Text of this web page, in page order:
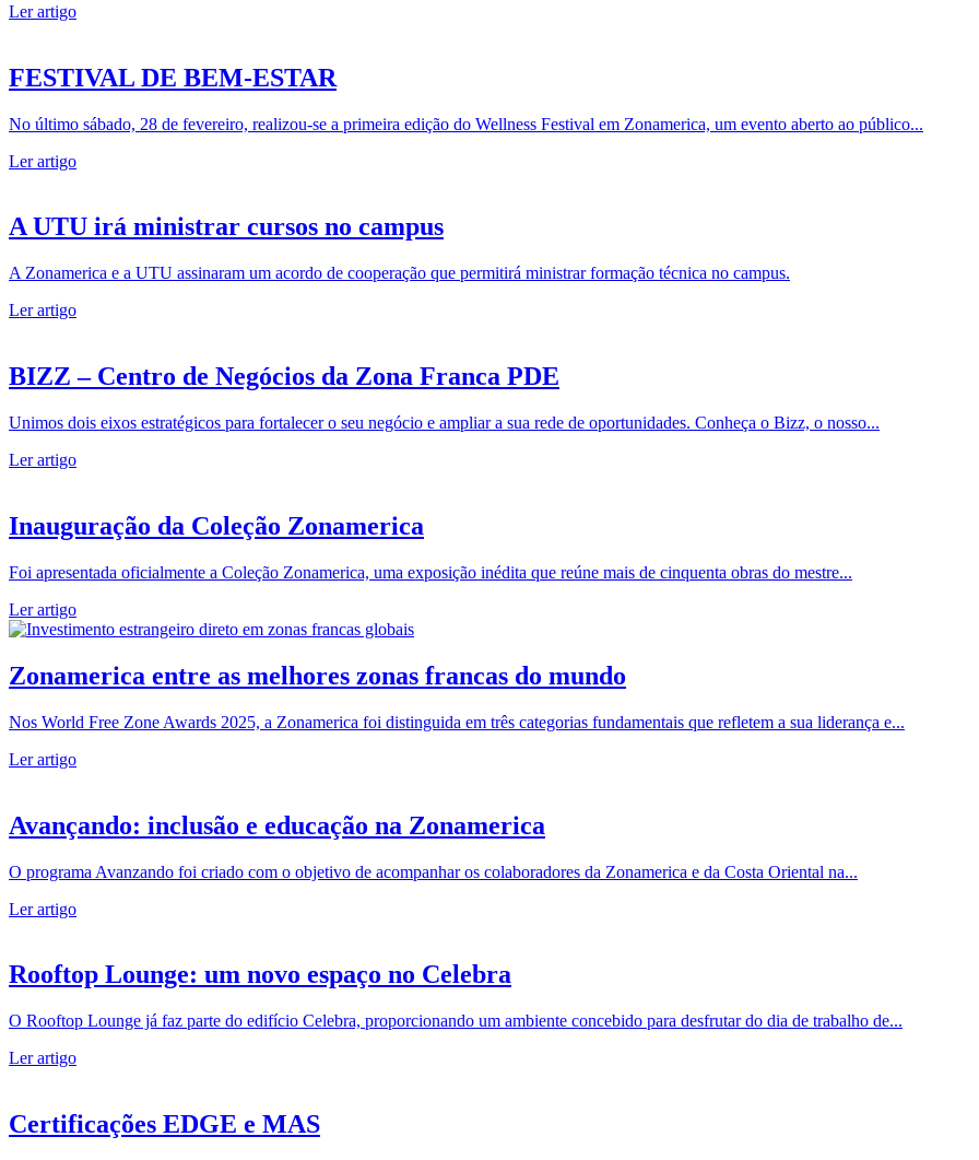
Ler artigo
FESTIVAL DE BEM-ESTAR
No último sábado, 28 de fevereiro, realizou-se a primeira edição do Wellness Festival em Zonamerica, um evento aberto ao público...
Ler artigo
A UTU irá ministrar cursos no campus
A Zonamerica e a UTU assinaram um acordo de cooperação que permitirá ministrar formação técnica no campus.
Ler artigo
BIZZ – Centro de Negócios da Zona Franca PDE
Unimos dois eixos estratégicos para fortalecer o seu negócio e ampliar a sua rede de oportunidades. Conheça o Bizz, o nosso...
Ler artigo
Inauguração da Coleção Zonamerica
Foi apresentada oficialmente a Coleção Zonamerica, uma exposição inédita que reúne mais de cinquenta obras do mestre...
Ler artigo
Zonamerica entre as melhores zonas francas do mundo
Nos World Free Zone Awards 2025, a Zonamerica foi distinguida em três categorias fundamentais que refletem a sua liderança e...
Ler artigo
Avançando: inclusão e educação na Zonamerica
O programa Avanzando foi criado com o objetivo de acompanhar os colaboradores da Zonamerica e da Costa Oriental na...
Ler artigo
Rooftop Lounge: um novo espaço no Celebra
O Rooftop Lounge já faz parte do edifício Celebra, proporcionando um ambiente concebido para desfrutar do dia de trabalho de...
Ler artigo
Certificações EDGE e MAS